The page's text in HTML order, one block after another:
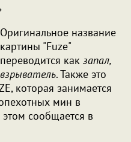
Оригинальное название
картины "Fuze"
переводится как запал,
взрыватель. Также это
которая занимается
мин в
сообщается в